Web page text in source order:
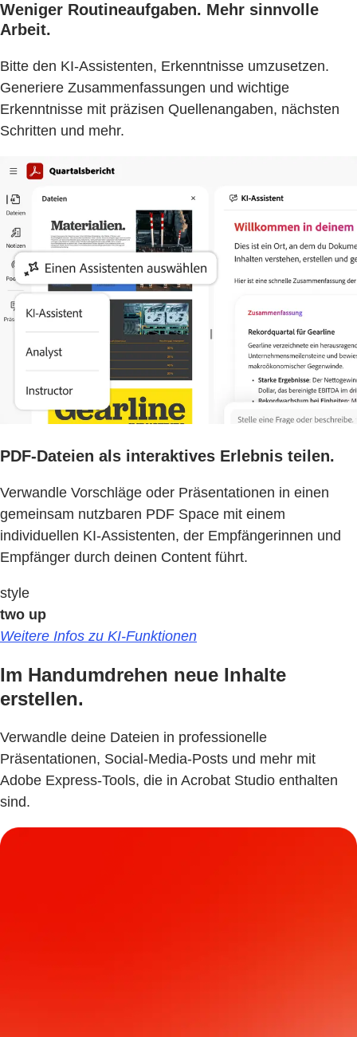
Weniger Routineaufgaben. Mehr sinnvolle
Arbeit.
Bitte den KI-Assistenten, Erkenntnisse umzusetzen.
Generiere Zusammenfassungen und wichtige
Erkenntnisse mit präzisen Quellenangaben, nächsten
Schritten und mehr.
PDF-Dateien als interaktives Erlebnis teilen.
Verwandle Vorschläge oder Präsentationen in einen
gemeinsam nutzbaren PDF Space mit einem
individuellen KI-Assistenten, der Empfängerinnen und
Empfänger durch deinen Content führt.
style
two up
Weitere Infos zu KI-Funktionen
Im Handumdrehen neue Inhalte
erstellen.
Verwandle deine Dateien in professionelle
Präsentationen, Social-Media-Posts und mehr mit
Adobe Express-Tools, die in Acrobat Studio enthalten
sind.